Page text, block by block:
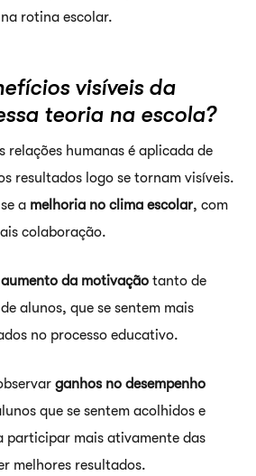
rotina escolar.
visíveis da
teoria na escola?
relações humanas é aplicada de
resultados logo se tornam visíveis.
a melhoria no clima escolar, com
colaboração.
aumento da motivação tanto de
alunos, que se sentem mais
no processo educativo.
ganhos no desempenho
que se sentem acolhidos e
participar mais ativamente das
melhores resultados.